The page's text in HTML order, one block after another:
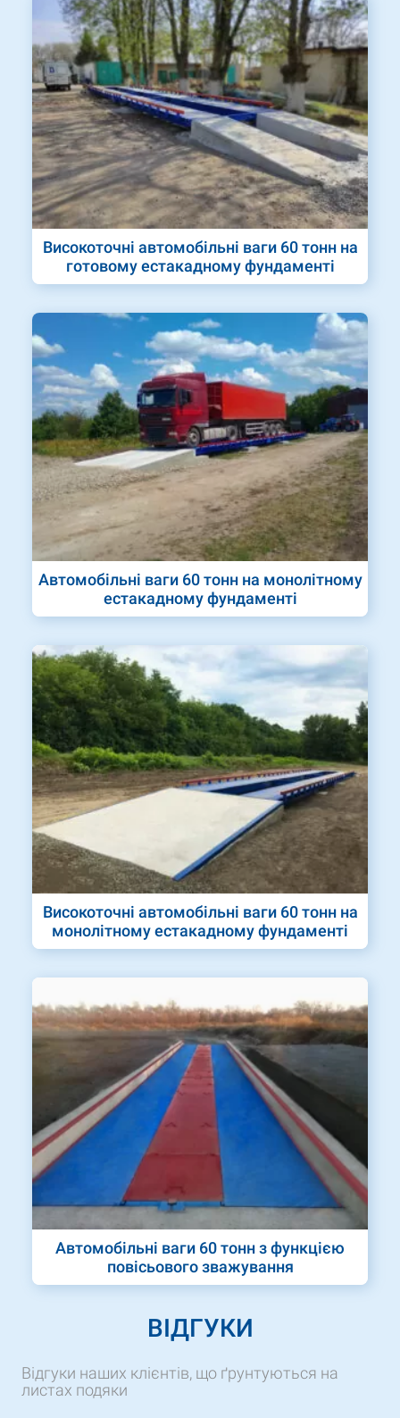
Високоточні автомобільні ваги 60 тонн на
готовому естакадному фундаменті
Автомобільні ваги 60 тонн на монолітному
естакадному фундаменті
Високоточні автомобільні ваги 60 тонн на
монолітному естакадному фундаменті
Автомобільні ваги 60 тонн з функцією
повісьового зважування
ВІДГУКИ
Відгуки наших клієнтів, що ґрунтуються на
листах подяки